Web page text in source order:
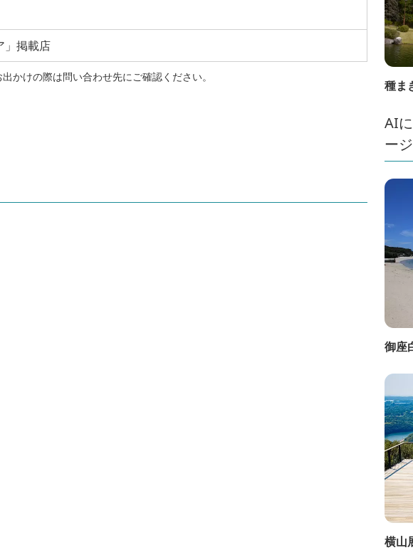
」掲載店
かけの際は問い合わせ先にご確認ください。
種ま
AI
ージ
御座
横山